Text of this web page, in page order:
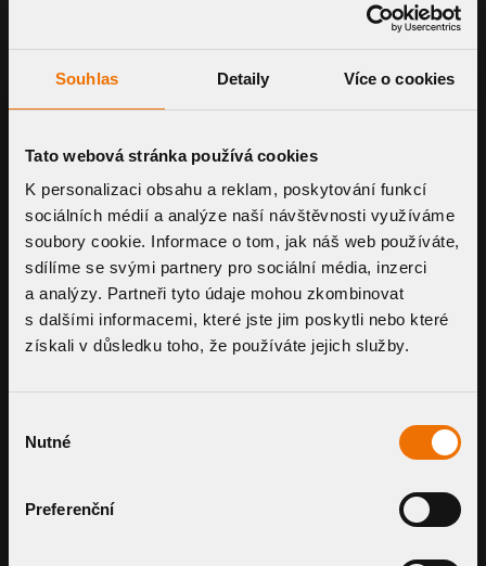
Souhlas Detaily Více o cookies
Tato webová stránka používá cookies
K personalizaci obsahu a reklam, poskytování funkcí
sociálních médií a analýze naší návštěvnosti využíváme
soubory cookie. Informace o tom, jak náš web používáte,
sdílíme se svými partnery pro sociální média, inzerci
a analýzy. Partneři tyto údaje mohou zkombinovat
s dalšími informacemi, které jste jim poskytli nebo které
získali v důsledku toho, že používáte jejich služby.
souhlasu
Nutné
Preferenční
MANSCHETTENTYP
Filter löschen
BITUMEN-MANSCHETTE
PVC-MANSCHETTE
KUNDENSPEZIFISCHE MANSCHETTE
ZUBEHÖR